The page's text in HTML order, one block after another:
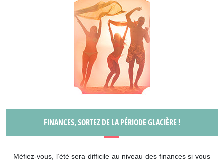
FINANCES, SORTEZ DE LA PÉRIODE GLACIÈRE !
Méfiez-vous, l’été sera difficile au niveau des finances si vous